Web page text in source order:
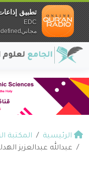
الرئيسية المكتبة
عبدالله عبدالعزيز
تطبيق
EDC
مجانيundefined